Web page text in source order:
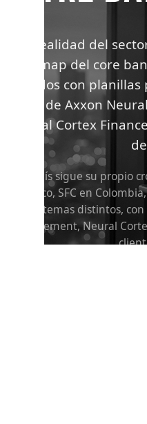
La realidad del
roadmap del core
armados con
agentes de Axxon
Neural Cortex
Cada país sigue su propio
en México, SFC en
sobre sistemas distintos,
Engagement, Neural